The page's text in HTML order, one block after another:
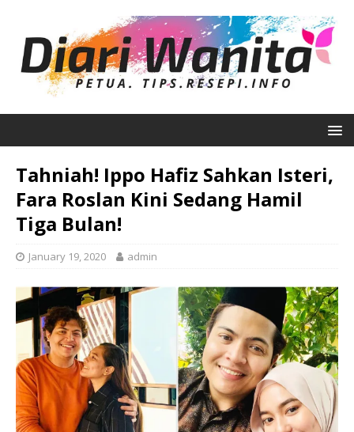
Tahniah! Ippo Hafiz Sahkan Isteri,
Fara Roslan Kini Sedang Hamil
Tiga Bulan!
January 19, 2020 admin